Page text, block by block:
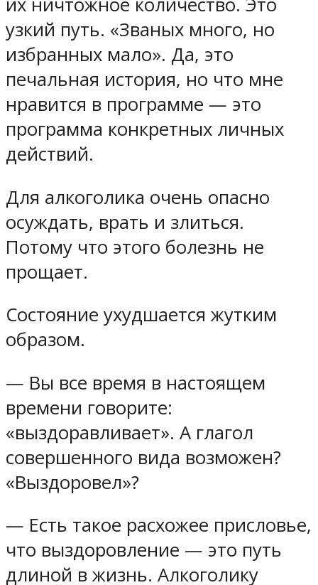
узкий путь. «Званых много, но
избранных мало». Да, это
печальная история, но что мне
нравится в программе — это
программа конкретных личных
действий.
Для алкоголика очень опасно
осуждать, врать и злиться.
Потому что этого болезнь не
прощает.
Состояние ухудшается жутким
образом.
— Вы все время в настоящем
времени говорите:
«выздоравливает». А глагол
совершенного вида возможен?
«Выздоровел»?
— Есть такое расхожее присловье,
что выздоровление — это путь
длиной в жизнь. Алкоголику